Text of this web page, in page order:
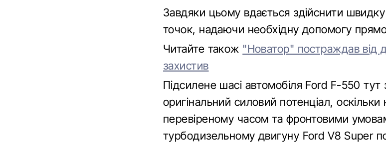
Завдяки цьому вдається здійснити
точок, надаючи необхідну допомогу
Читайте також "Новатор" постраждав від
захистив
Підсилене шасі автомобіля Ford F-550 тут
оригінальний силовий потенціал,
перевіреному часом та фронтовими
турбодизельному двигуну Ford V8 Super